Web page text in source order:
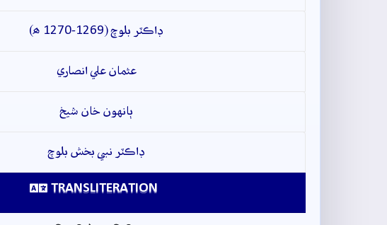
ڊاڪٽر بلوچ (1269-1270 ھ)
عثمان علي انصاري
ٻانهون خان شيخ
ڊاڪٽر نبي بخش بلوچ
TRANSLITERATION